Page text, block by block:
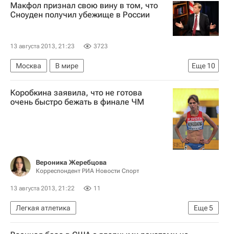
Макфол признал свою вину в том, что
Сноуден получил убежище в России
13 августа 2013, 21:23 3723
Еще 10
Москва
В мире
Сноуден получил временное убежище в России
США
Америка
Весь мир
Коробкина заявила, что не готова
очень быстро бежать в финале ЧМ
Вероника Жеребцова
Корреспондент РИА Новости Спорт
13 августа 2013, 21:22 11
Еще5
Легкая атлетика
Новости - Чемпионат мира по легкой атлетике